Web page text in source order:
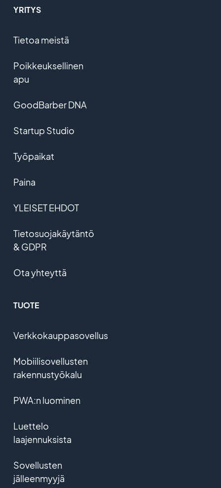
YRITYS
Tietoa meistä
Poikkeuksellinen
apu
GoodBarber DNA
Startup Studio
Työpaikat
Paina
YLEISET EHDOT
Tietosuojakäytäntö
& GDPR
Ota yhteyttä
TUOTE
Verkkokauppasovellus
Mobiilisovellusten
rakennustyökalu
PWA:n luominen
Luettelo
laajennuksista
Sovellusten
jälleenmyyjä